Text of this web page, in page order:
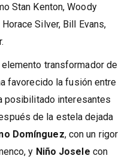
Stan Kenton, Woody
Silver, Bill Evans,
transformador de
favorecido la fusión entre
posibilitado interesantes
de la estela dejada
Domínguez, con un rigor
y Niño Josele con